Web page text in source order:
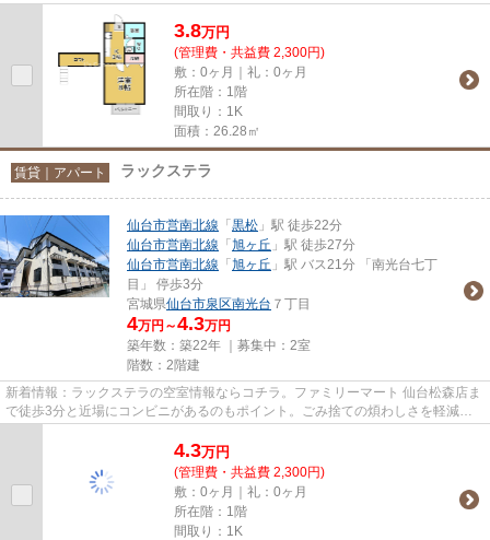
3.8万円
(管理費・共益費 2,300円)
敷：0ヶ月｜礼：0ヶ月
所在階：1階
間取り：1K
面積：26.28㎡
賃貸｜アパート ラックステラ
仙台市営南北線 「 黒松 」駅 徒歩22分
仙台市営南北線 「 旭ヶ丘 」駅 徒歩27分
仙台市営南北線 「 旭ヶ丘 」駅 バス21分 「南光台七丁
目」 停歩3分
宮城県仙台市泉区南光台 ７丁目
4万円～4.3万円
築年数：築22年 ｜募集中： 2室
階数：2階建
新着情報：ラックステラの空室情報ならコチラ。ファミリーマート 仙台松森店ま
で徒歩3分と近場にコンビニがあるのもポイント。ごみ捨ての煩わしさを軽減す
4.3万円
(管理費・共益費 2,300円)
敷：0ヶ月｜礼：0ヶ月
所在階：1階
間取り：1K